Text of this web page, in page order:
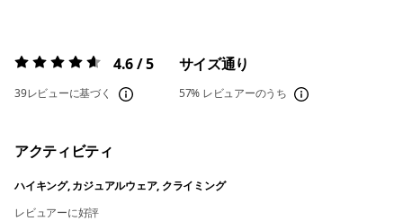
評価:4.6 / 5 4.6 / 5
39レビューに基づく
サイズ通り
57% レビュアーのうち
アクティビティ
ハイキング, カジュアルウェア, クライミング
レビュアーに好評